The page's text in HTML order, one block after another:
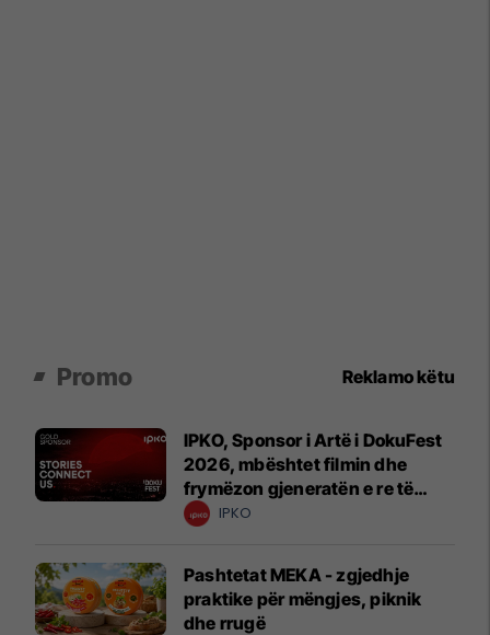
Promo Reklamo këtu
IPKO, Sponsor i Artë i DokuFest
2026, mbështet filmin dhe
frymëzon gjeneratën e re të
krijuesve
IPKO
Pashtetat MEKA - zgjedhje
praktike për mëngjes, piknik
dhe rrugë